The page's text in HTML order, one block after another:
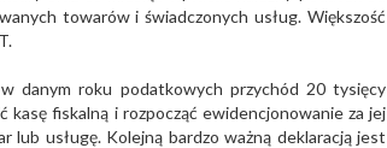
towarów i świadczonych usług. Większość
danym roku podatkowych przychód 20 tysięcy
kasę fiskalną i rozpocząć ewidencjonowanie za jej
usługę. Kolejną bardzo ważną deklaracją jest